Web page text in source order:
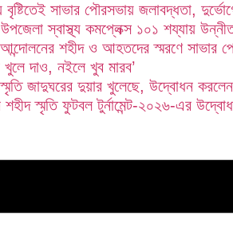
বৃষ্টিতেই সাভার পৌরসভায় জলাবদ্ধতা, দুর্ভোগে
স্বাস্থ্য কমপ্লেক্স ১০১ শয্যায়
শহীদ ও আহতদের স্মরণে সাভার
খুলে দাও, নইলে খুব মারব’
জাদুঘরের দুয়ার খুলেছে, উদ্বোধন করলেন
শহীদ স্মৃতি ফুটবল টুর্নামেন্ট-২০২৬-এর